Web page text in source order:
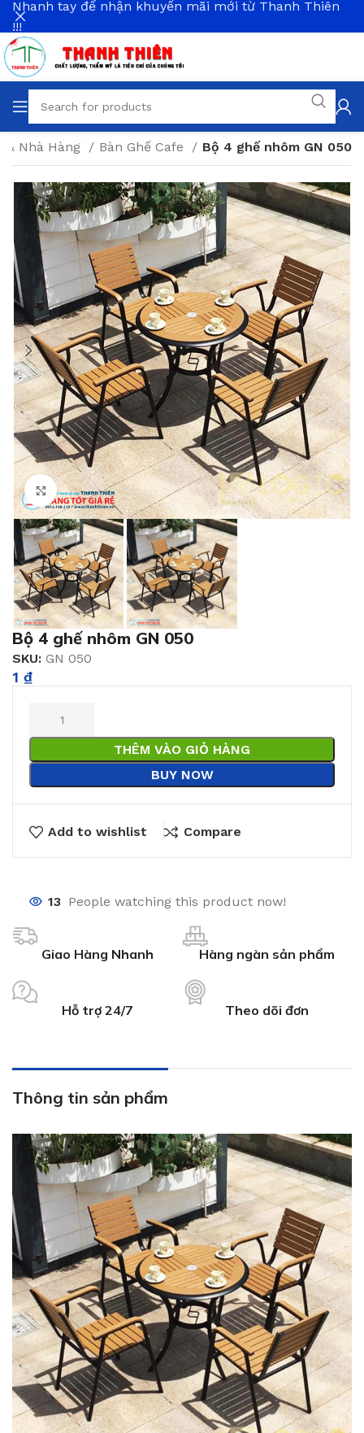
& Nhà Hàng Bàn Ghế Cafe Bộ 4 ghế nhôm GN 050
Click to enlarge
Bộ 4 ghế nhôm GN 050
SKU: GN 050
1 ₫
THÊM VÀO GIỎ HÀNG
BUY NOW
Add to wishlist Compare
13 People watching this product now!
Giao Hàng Nhanh Hàng ngàn sản phẩm
Hỗ trợ 24/7 Theo dõi đơn
Thông tin sản phẩm
Nhanh tay để nhận khuyến mãi mới từ Thanh Thiên
!!!